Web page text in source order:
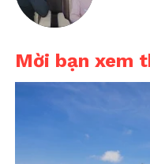
Mời bạn xem